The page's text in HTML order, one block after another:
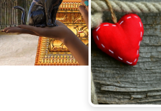
Zeremonie, Musik & Bewegung
Kirtan
Sound Healing
Kakaozeremonie